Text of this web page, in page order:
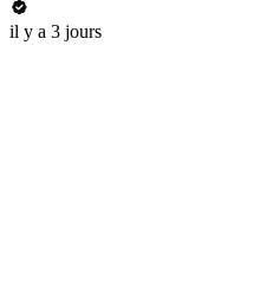
il y a 3 jours